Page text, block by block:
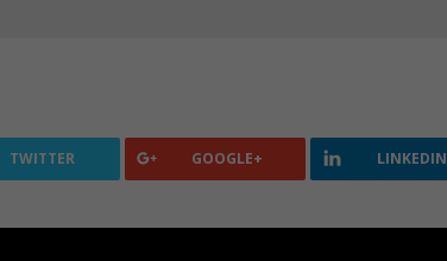
TWITTER GOOGLE+ LINKEDIN